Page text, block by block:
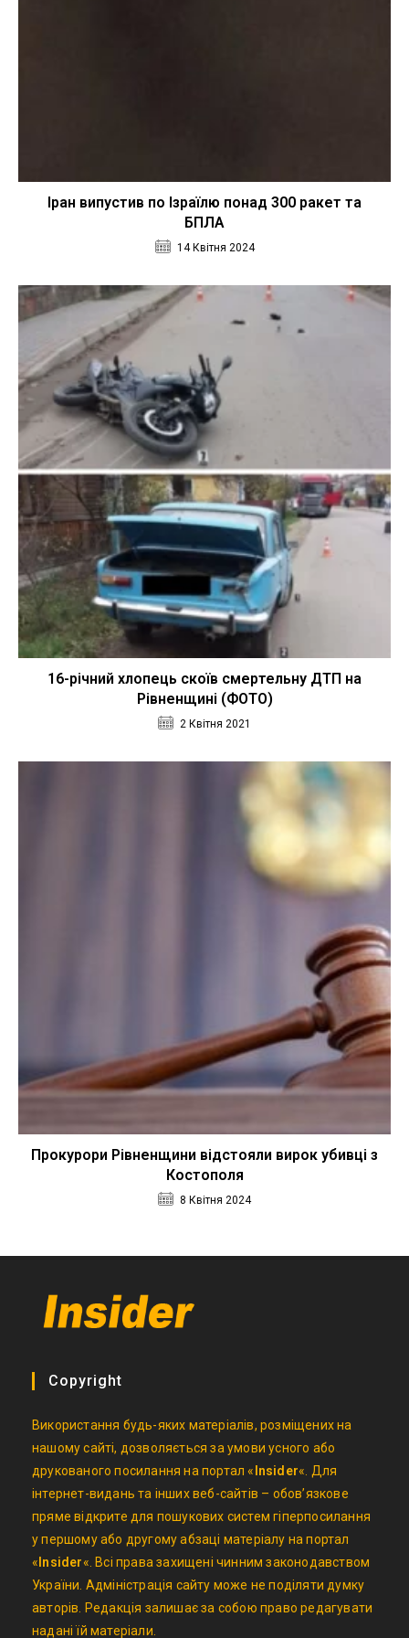
Іран випустив по Ізраїлю понад 300 ракет та
БПЛА
14 Квітня 2024
16-річний хлопець скоїв смертельну ДТП на
Рівненщині (ФОТО)
2 Квітня 2021
Прокурори Рівненщини відстояли вирок убивці з
Костополя
8 Квітня 2024
Copyright
Використання будь-яких матеріалів, розміщених на
нашому сайті, дозволяється за умови усного або
друкованого посилання на портал « Insider«. Для
інтернет-видань та інших веб-сайтів – обов’язкове
пряме відкрите для пошукових систем гіперпосилання
у першому або другому абзаці матеріалу на портал
« Insider«. Всі права захищені чинним законодавством
України. Адміністрація сайту може не поділяти думку
авторів. Редакція залишає за собою право редагувати
надані їй матеріали.